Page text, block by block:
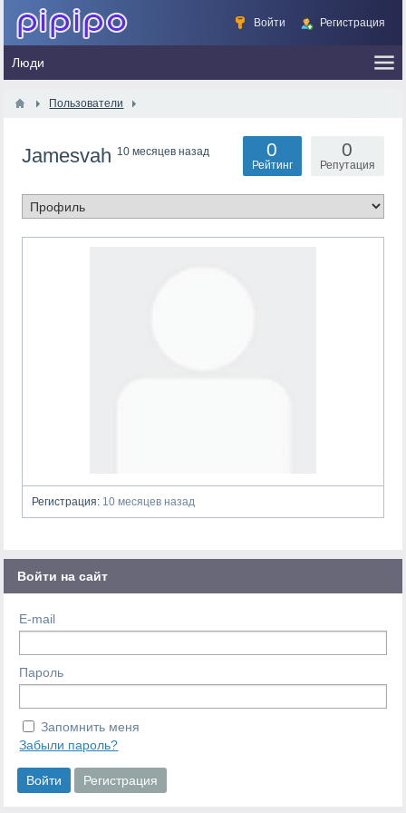
Войти Регистрация
Пользователи
Jamesvah 10 месяцев назад 0
Репутация
0
Рейтинг
Регистрация: 10 месяцев назад
Войти на сайт
E-mail
Пароль
Запомнить меня
Забыли пароль?